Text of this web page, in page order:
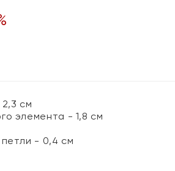
см
элемента - 1,8 см
- 0,4 см